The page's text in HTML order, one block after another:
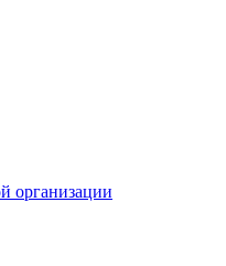
организации